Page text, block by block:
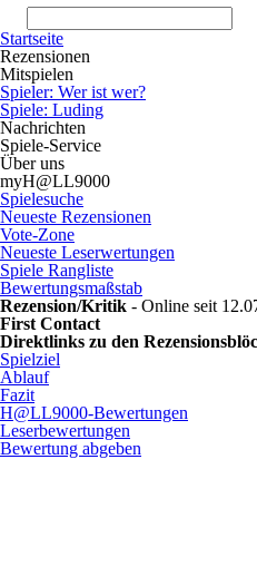
Startseite
Rezensionen
Mitspielen
Spieler: Wer ist wer?
Spiele: Luding
Nachrichten
Spiele-Service
Über uns
myH@LL9000
Spielesuche
Neueste Rezensionen
Vote-Zone
Neueste Leserwertungen
Spiele Rangliste
Bewertungsmaßstab
Rezension/Kritik - Online seit
First Contact
Direktlinks zu den
Spielziel
Ablauf
Fazit
H@LL9000-Bewertungen
Leserbewertungen
Bewertung abgeben